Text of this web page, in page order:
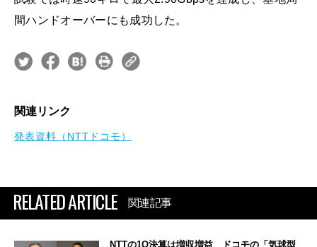
間ハンドオーバーにも成功した。
関連リンク
発表資料（NTTドコモ）
RELATED ARTICLE 関連記事
NTTの1Q決算は増収増益 ドコモの「気球型